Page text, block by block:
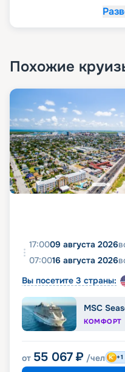
Похожие
17:0009 августа 2026
07:0016 августа 2026
Вы посетите 3 страны:
MSC
КОМФОРТ
от 55 067 ₽ /чел